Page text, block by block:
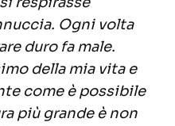
Ogni volta
duro fa male.
della mia vita e
come è possibile
più grande è non